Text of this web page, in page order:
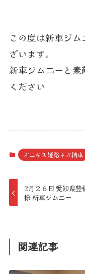
この度は新車ジ
ざいます。
新車ジムニーと素
ください
オニキス姫路ネオ納車
2月２６日 愛知県豊
様 新車ジムニー
関連記事